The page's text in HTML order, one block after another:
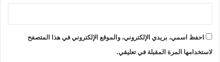
احفظ اسمي، بريدي الإلكتروني، والموقع الإلكتروني في هذا المتصفح
لاستخدامها المرة المقبلة في تعليقي.